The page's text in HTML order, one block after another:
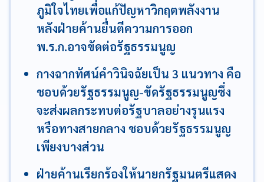
ภูมิใจไทยเพื่อแก้ปัญหาวิกฤตพลังงาน
หลังฝ่ายค้านยื่นตีความการออก
พ.ร.ก.อาจขัดต่อรัฐธรรมนูญ
กางฉากทัศน์คำวินิจฉัยเป็น 3 แนวทาง คือ
ชอบด้วยรัฐธรรมนูญ-ขัดรัฐธรรมนูญซึ่ง
จะส่งผลกระทบต่อรัฐบาลอย่างรุนแรง
หรือทางสายกลาง ชอบด้วยรัฐธรรมนูญ
เพียงบางส่วน
ฝ่ายค้านเรียกร้องให้นายกรัฐมนตรีแสดง